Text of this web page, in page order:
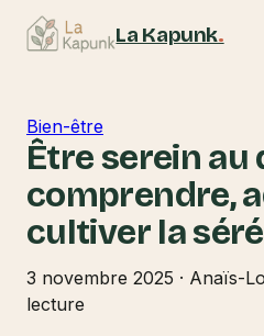
La Kapunk.
Bien-être
Être serein au
comprendre,
cultiver la
3 novembre 2025 · Anaïs-
lecture